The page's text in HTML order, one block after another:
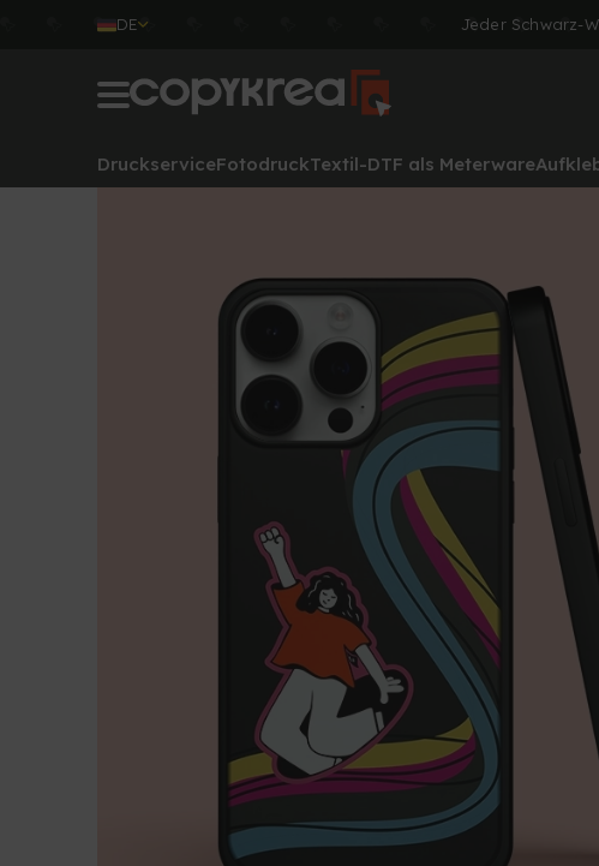
DE Jeder Schwarz-
DruckserviceFotodruckTextil-DTF als Meterware